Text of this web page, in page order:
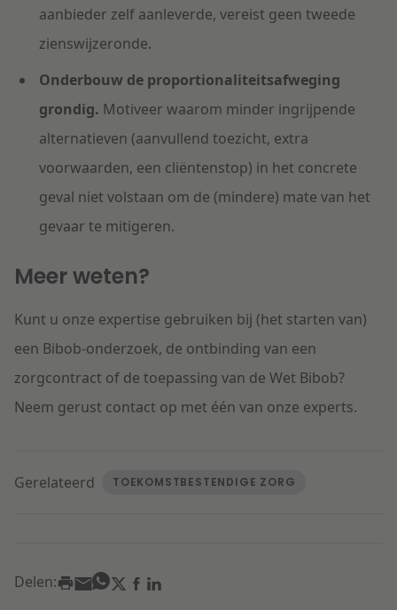
aanbieder zelf aanleverde, vereist geen tweede
zienswijzeronde.
Onderbouw de proportionaliteitsafweging
grondig. Motiveer waarom minder ingrijpende
alternatieven (aanvullend toezicht, extra
voorwaarden, een cliëntenstop) in het concrete
geval niet volstaan om de (mindere) mate van het
gevaar te mitigeren.
Meer weten?
Kunt u onze expertise gebruiken bij (het starten van)
een Bibob-onderzoek, de ontbinding van een
zorgcontract of de toepassing van de Wet Bibob?
Neem gerust contact op met één van onze experts.
Gerelateerd TOEKOMSTBESTENDIGE ZORG
Delen: